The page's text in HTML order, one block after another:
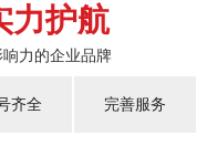
力护航
力的企业品牌
齐全 完善服务